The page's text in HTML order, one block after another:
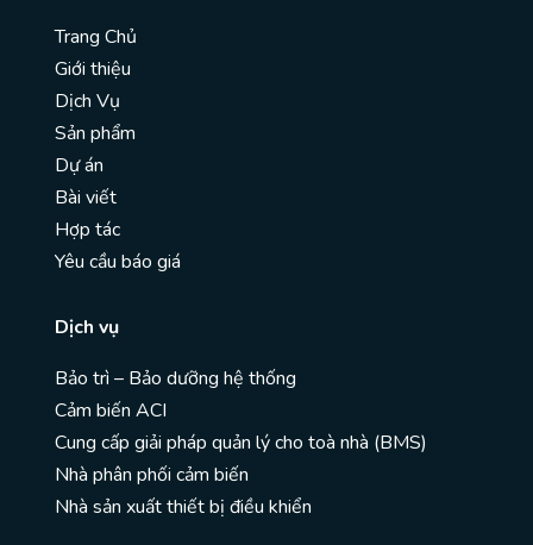
Trang Chủ
Giới thiệu
Dịch Vụ
Sản phẩm
Dự án
Bài viết
Hợp tác
Yêu cầu báo giá
Dịch vụ
Bảo trì – Bảo dưỡng hệ thống
Cảm biến ACI
Cung cấp giải pháp quản lý cho toà nhà (BMS)
Nhà phân phối cảm biến
Nhà sản xuất thiết bị điều khiển